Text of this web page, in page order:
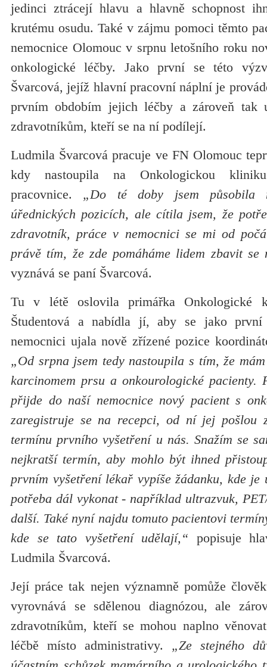
jedinci ztrácejí hlavu a hlavně schopnost
krutému osudu. Také v zájmu pomoci těmto
nemocnice Olomouc v srpnu letošního roku
onkologické léčby. Jako první se této
Švarcová, jejíž hlavní pracovní náplní je
prvním obdobím jejich léčby a zároveň tak
zdravotníkům, kteří se na ní podílejí.
Ludmila Švarcová pracuje ve FN Olomouc
kdy nastoupila na Onkologickou
pracovnice. „Do té doby jsem působila
úřednických pozicích, ale cítila jsem, že
zdravotník, práce v nemocnici se mi od
právě tím, že zde pomáháme lidem zbavit se
vyznává se paní Švarcová.
Tu v létě oslovila primářka Onkologické
Študentová a nabídla jí, aby se jako
nemocnici ujala nově zřízené pozice
„Od srpna jsem tedy nastoupila s tím, že
karcinomem prsu a onkourologické pacienty.
přijde do naší nemocnice nový pacient s
zaregistruje se na recepci, od ní jej pošlou
termínu prvního vyšetření u nás. Snažím se
nejkratší termín, aby mohlo být ihned
prvním vyšetření lékař vypíše žádanku, kde je
potřeba dál vykonat - například ultrazvuk,
další. Také nyní najdu tomuto pacientovi
kde se tato vyšetření udělají,“ popisuje
Ludmila Švarcová.
Její práce tak nejen významně pomůže
vyrovnává se sdělenou diagnózou, ale
zdravotníkům, kteří se mohou naplno
léčbě místo administrativy. „Ze stejného